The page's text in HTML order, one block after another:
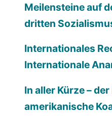
Meilensteine auf
dritten
Internationales
Internationale
In aller Kürze –
amerikanische